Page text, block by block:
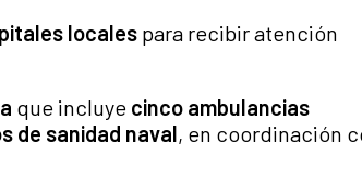
locales para recibir atención
que incluye cinco ambulancias
de sanidad naval, en coordinación